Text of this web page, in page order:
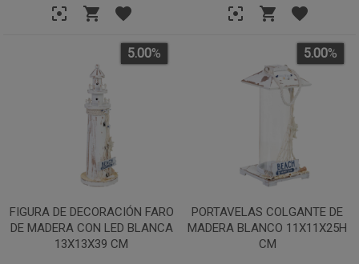
FIGURA DE DECORACIÓN FARO
DE MADERA CON LED BLANCA
13X13X39 CM
5.00%
PORTAVELAS COLGANTE DE
MADERA BLANCO 11X11X25H
CM
5.00%